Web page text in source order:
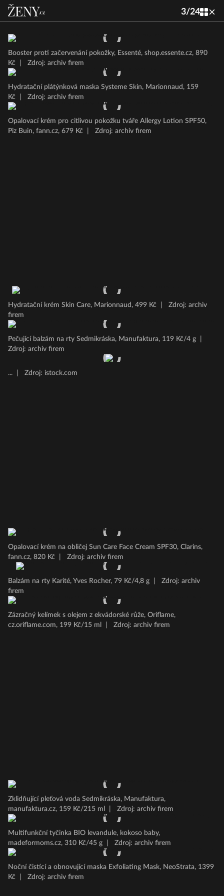
3/24
Booster proti začervenání pokožky, Essenté, shop.essente.cz, 890
Kč
Zdroj: archiv firem
Hydratační plátýnková maska Systeme Skin, Marionnaud, 159
Kč
Zdroj: archiv firem
Opalovací krém pro citlivou pokožku tváře Allergy Lotion SPF50,
Piz Buin, fann.cz, 679 Kč
Zdroj: archiv firem
Hydratační krém Skin Care, Marionnaud, 499 Kč
Zdroj: archiv
firem
Pečující balzám na rty Sedmikráska, Manufaktura, 119 Kč/4 g
Zdroj: archiv firem
... Zdroj: istock.com
Opalovací krém na obličej Sun Care Face Cream SPF30, Clarins,
fann.cz, 820 Kč
Zdroj: archiv firem
Balzám na rty Karité, Yves Rocher, 79 Kč/4,8 g
Zdroj: archiv
firem
Zázračný kelímek s olejem z ekvádorské růže, Oriflame,
cz.oriflame.com, 199 Kč/15 ml
Zdroj: archiv firem
Zklidňující pleťová voda Sedmikráska, Manufaktura,
manufaktura.cz, 159 Kč/215 ml
Zdroj: archiv firem
Multifunkční tyčinka BIO levandule, kokoso baby,
madeformoms.cz, 310 Kč/45 g
Zdroj: archiv firem
Noční čistící a obnovující maska Exfoliating Mask, NeoStrata, 1399
Kč
Zdroj: archiv firem